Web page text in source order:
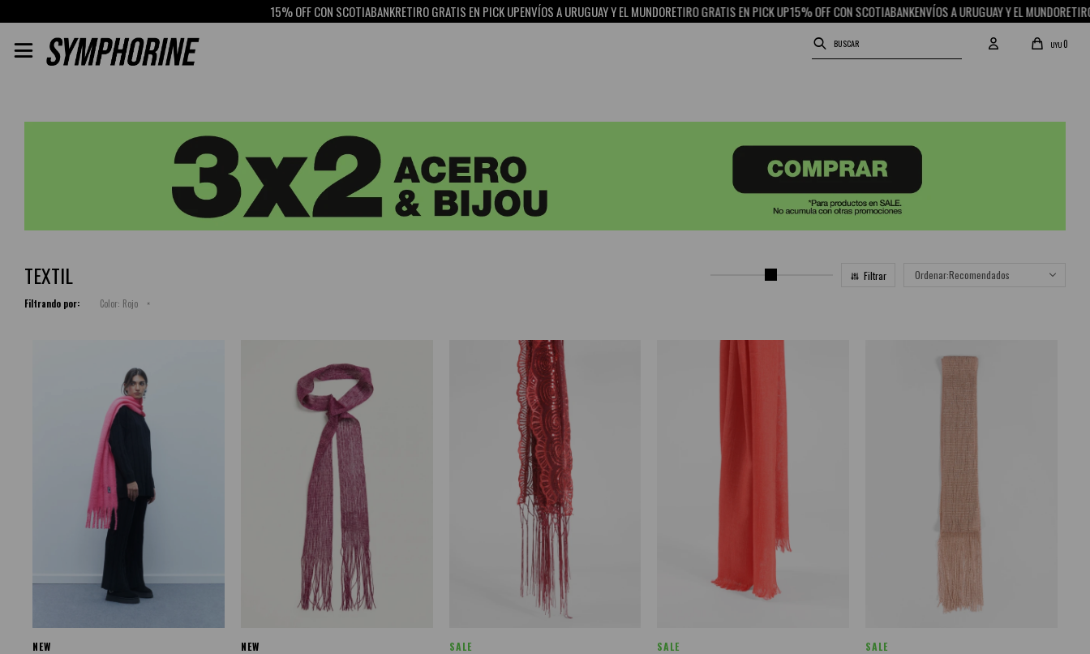
15% OFF CON SCOTIABANKRETIRO GRATIS EN PICK UPENVÍOS A URUGUAY Y EL MUNDORETIRO GRATIS EN PICK UP15% OFF CON SCOTIABANKENVÍOS A URUGUAY Y EL MUNDORETIRO
UYU0

TEXTIL Recomendados
Filtrando por: Color: Rojo
NEW NEW SALE SALE SALE